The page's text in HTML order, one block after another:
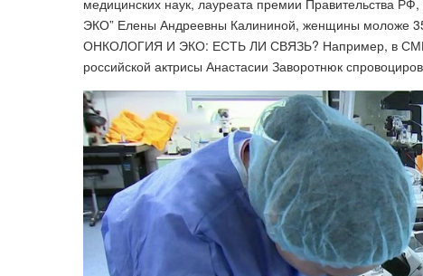
медицинских наук, лауреата премии Правительства
ЭКО” Елены Андреевны Калининой, женщины моложе
ОНКОЛОГИЯ И ЭКО: ЕСТЬ ЛИ СВЯЗЬ? Например, в СМИ
российской актрисы Анастасии Заворотнюк